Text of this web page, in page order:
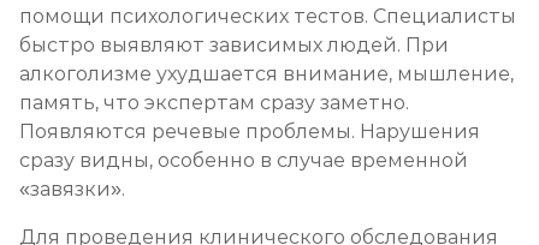
помощи психологических тестов. Специалисты
быстро выявляют зависимых людей. При
алкоголизме ухудшается внимание, мышление,
память, что экспертам сразу заметно.
Появляются речевые проблемы. Нарушения
сразу видны, особенно в случае временной
«завязки».
Для проведения клинического обследования